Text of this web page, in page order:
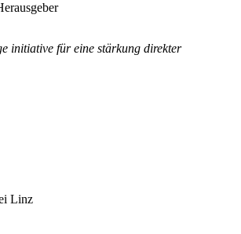
initiative für eine stärkung direkter
Linz